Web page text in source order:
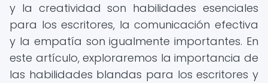
y la creatividad son habilidades esenciales
para los escritores, la comunicación efectiva
y la empatía son igualmente importantes. En
este artículo, exploraremos la importancia de
las habilidades blandas para los escritores y